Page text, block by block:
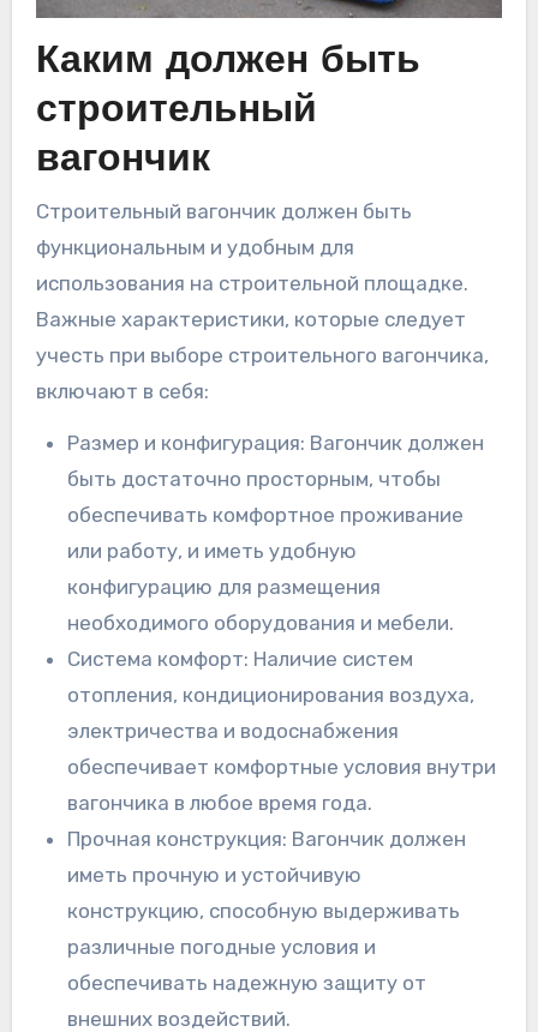
Каким должен быть
строительный
вагончик
Строительный вагончик должен быть
функциональным и удобным для
использования на строительной площадке.
Важные характеристики, которые следует
учесть при выборе строительного вагончика,
включают в себя:
Размер и конфигурация: Вагончик должен
быть достаточно просторным, чтобы
обеспечивать комфортное проживание
или работу, и иметь удобную
конфигурацию для размещения
необходимого оборудования и мебели.
Система комфорт: Наличие систем
отопления, кондиционирования воздуха,
электричества и водоснабжения
обеспечивает комфортные условия внутри
вагончика в любое время года.
Прочная конструкция: Вагончик должен
иметь прочную и устойчивую
конструкцию, способную выдерживать
различные погодные условия и
обеспечивать надежную защиту от
внешних воздействий.